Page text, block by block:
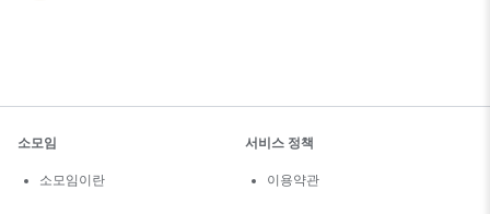
소모임
소모임이란
서비스 정책
이용약관